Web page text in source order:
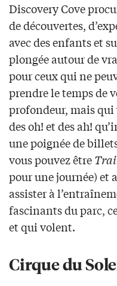
Discovery Cove
de découvertes,
avec des enfants et
plongée autour de
pour ceux qui ne
prendre le temps de
profondeur, mais
des oh! et des ah!
une poignée de
vous pouvez être
pour une journée) et
assister à
fascinants du parc,
et qui volent.
Cirque du